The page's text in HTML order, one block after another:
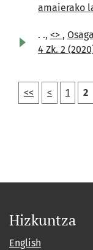
amaierako
. ., <> ,
4 Zk. 2
<< < 1 2
Hizkuntza
English